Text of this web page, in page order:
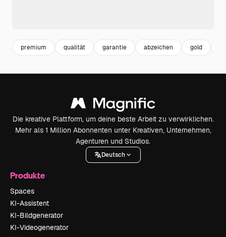
premium qualität garantie abzeichen gold
Die kreative Plattform, um deine beste Arbeit zu verwirklichen.
Mehr als 1 Million Abonnenten unter Kreativen, Unternehmen,
Agenturen und Studios.
Deutsch
Produkte
Spaces
KI-Assistent
KI-Bildgenerator
KI-Videogenerator